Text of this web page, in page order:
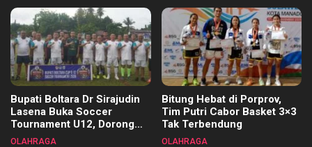
Bupati Boltara Dr Sirajudin
Lasena Buka Soccer
Tournament U12, Dorong
Pembinaan Merata di Setiap
OLAHRAGA
Bitung Hebat di Porprov,
Tim Putri Cabor Basket 3×3
Tak Terbendung
OLAHRAGA